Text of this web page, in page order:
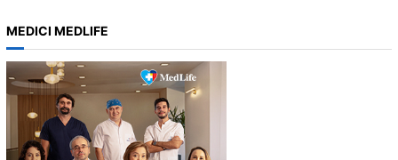
a
r
c
h
MEDICI MEDLIFE